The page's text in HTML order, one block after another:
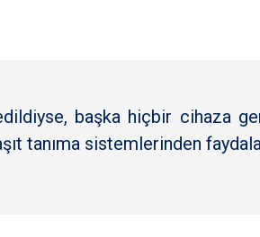
başka hiçbir cihaza
tanıma sistemlerinden